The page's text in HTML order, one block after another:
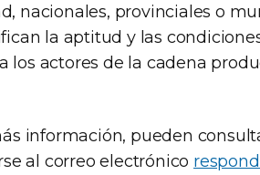
nacionales, provinciales o
la aptitud y las
los actores de la cadena
información, pueden
al correo electrónico